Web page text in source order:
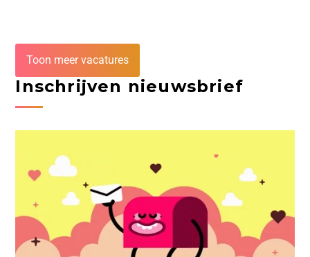
Toon meer vacatures
Inschrijven nieuwsbrief